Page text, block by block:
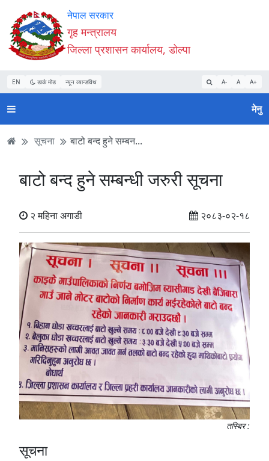
Accessibility
Mode
सुरु
गर्नुहोस्
सामाग्री
पढ्नुहाेस्
नेभिगेसन
पढ्नुहाेस्
वेबसाइट
खोजमा
जानुहोस्
नेपाल सरकार
गृह मन्त्रालय
जिल्ला प्रशासन कार्यालय, डोल्पा
EN डार्क मोड न्यून व्यान्डविथ A- A A+
मेनु
सूचना बाटो बन्द हुने सम्बन...
बाटो बन्द हुने सम्बन्धी जरुरी सूचना
२ महिना अगाडी २०८३-०२-१८
तस्बिर :
सूचना